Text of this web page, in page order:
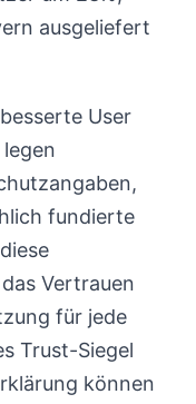
ausgeliefert
User
fundierte
Vertrauen
für jede
Trust-Siegel
können